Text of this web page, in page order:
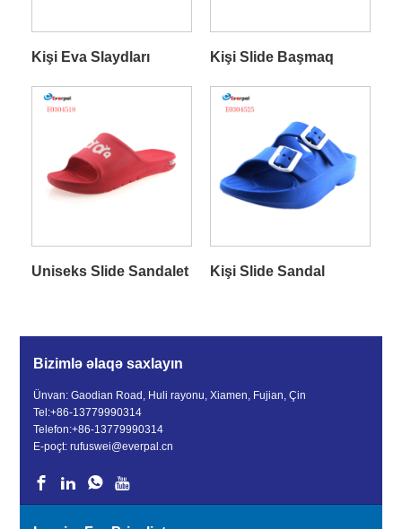
Kişi Eva Slaydları Kişi Slide Başmaq
Uniseks Slide Sandalet Kişi Slide Sandal
Bizimlə əlaqə saxlayın
Ünvan: Gaodian Road, Huli rayonu, Xiamen, Fujian, Çin
Tel:+86-13779990314
Telefon:+86-13779990314
E-poçt:rufuswei@everpal.cn